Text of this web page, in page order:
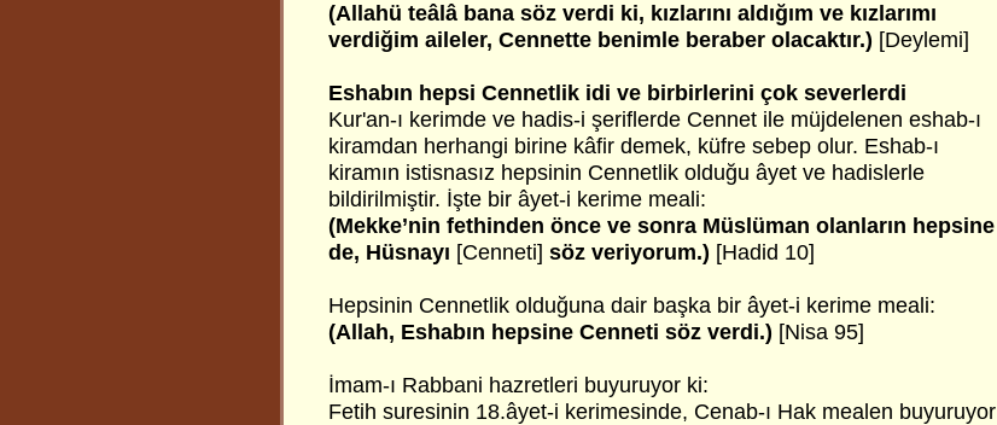
(Allahü teâlâ bana söz verdi ki, kızlarını aldığım ve kızlarımı
verdiğim aileler, Cennette benimle beraber olacaktır.) [Deylemi]
Eshabın hepsi Cennetlik idi ve birbirlerini çok severlerdi
Kur'an-ı kerimde ve hadis-i şeriflerde Cennet ile müjdelenen eshab-ı
kiramdan herhangi birine kâfir demek, küfre sebep olur. Eshab-ı
kiramın istisnasız hepsinin Cennetlik olduğu âyet ve hadislerle
bildirilmiştir. İşte bir âyet-i kerime meali:
(Mekke’nin fethinden önce ve sonra Müslüman olanların hepsine
de, Hüsnayı [Cenneti] söz veriyorum.) [Hadid 10]
Hepsinin Cennetlik olduğuna dair başka bir âyet-i kerime meali:
(Allah, Eshabın hepsine Cenneti söz verdi.) [Nisa 95]
İmam-ı Rabbani hazretleri buyuruyor ki:
Fetih suresinin 18.âyet-i kerimesinde, Cenab-ı Hak mealen buyuruyor